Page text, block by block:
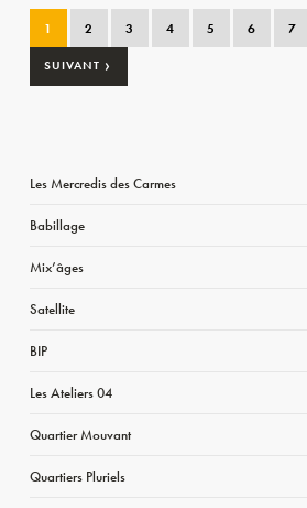
1 2 3 4 5 6 7
SUIVANT ›
Les Mercredis des Carmes
Babillage
Mix’âges
Satellite
BIP
Les Ateliers 04
Quartier Mouvant
Quartiers Pluriels